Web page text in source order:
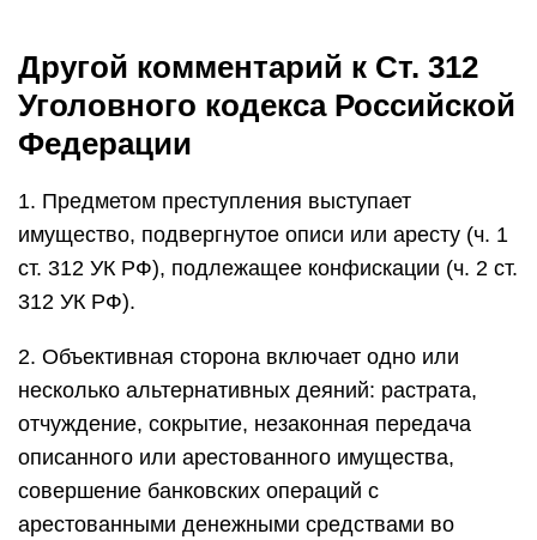
Другой комментарий к Ст. 312
Уголовного кодекса Российской
Федерации
1. Предметом преступления выступает
имущество, подвергнутое описи или аресту (ч. 1
ст. 312 УК РФ), подлежащее конфискации (ч. 2 ст.
312 УК РФ).
2. Объективная сторона включает одно или
несколько альтернативных деяний: растрата,
отчуждение, сокрытие, незаконная передача
описанного или арестованного имущества,
совершение банковских операций с
арестованными денежными средствами во